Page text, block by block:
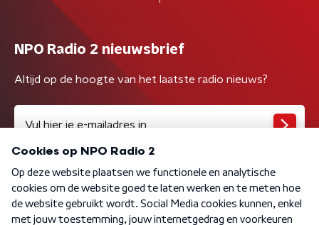
NPO Radio 2 nieuwsbrief
Altijd op de hoogte van het laatste radio nieuws?
Algemene voorwaarden